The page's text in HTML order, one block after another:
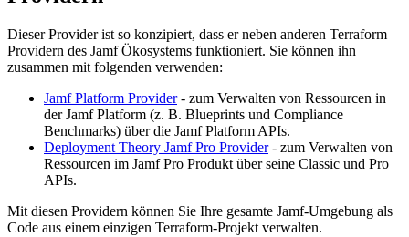
Dieser Provider ist so konzipiert, dass er neben anderen Terraform
Providern des Jamf Ökosystems funktioniert. Sie können ihn
zusammen mit folgenden verwenden:
Jamf Platform Provider- zum Verwalten von Ressourcen in
der Jamf Platform (z. B. Blueprints und Compliance
Benchmarks) über die Jamf Platform APIs.
Deployment Theory Jamf Pro Provider- zum Verwalten von
Ressourcen im Jamf Pro Produkt über seine Classic und Pro
APIs.
Mit diesen Providern können Sie Ihre gesamte Jamf-Umgebung als
Code aus einem einzigen Terraform-Projekt verwalten.